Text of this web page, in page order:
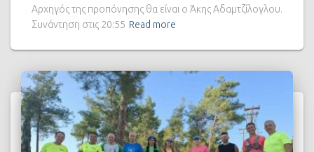
Αρχηγός της προπόνησης θα είναι ο Άκης Αδαμτζίλογλου.
Συνάντηση στις 20:55 Read more